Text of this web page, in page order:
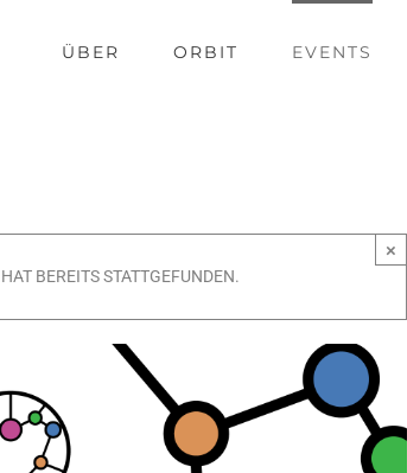
ÜBER ORBIT EVENTS
×
BEREITS STATTGEFUNDEN.